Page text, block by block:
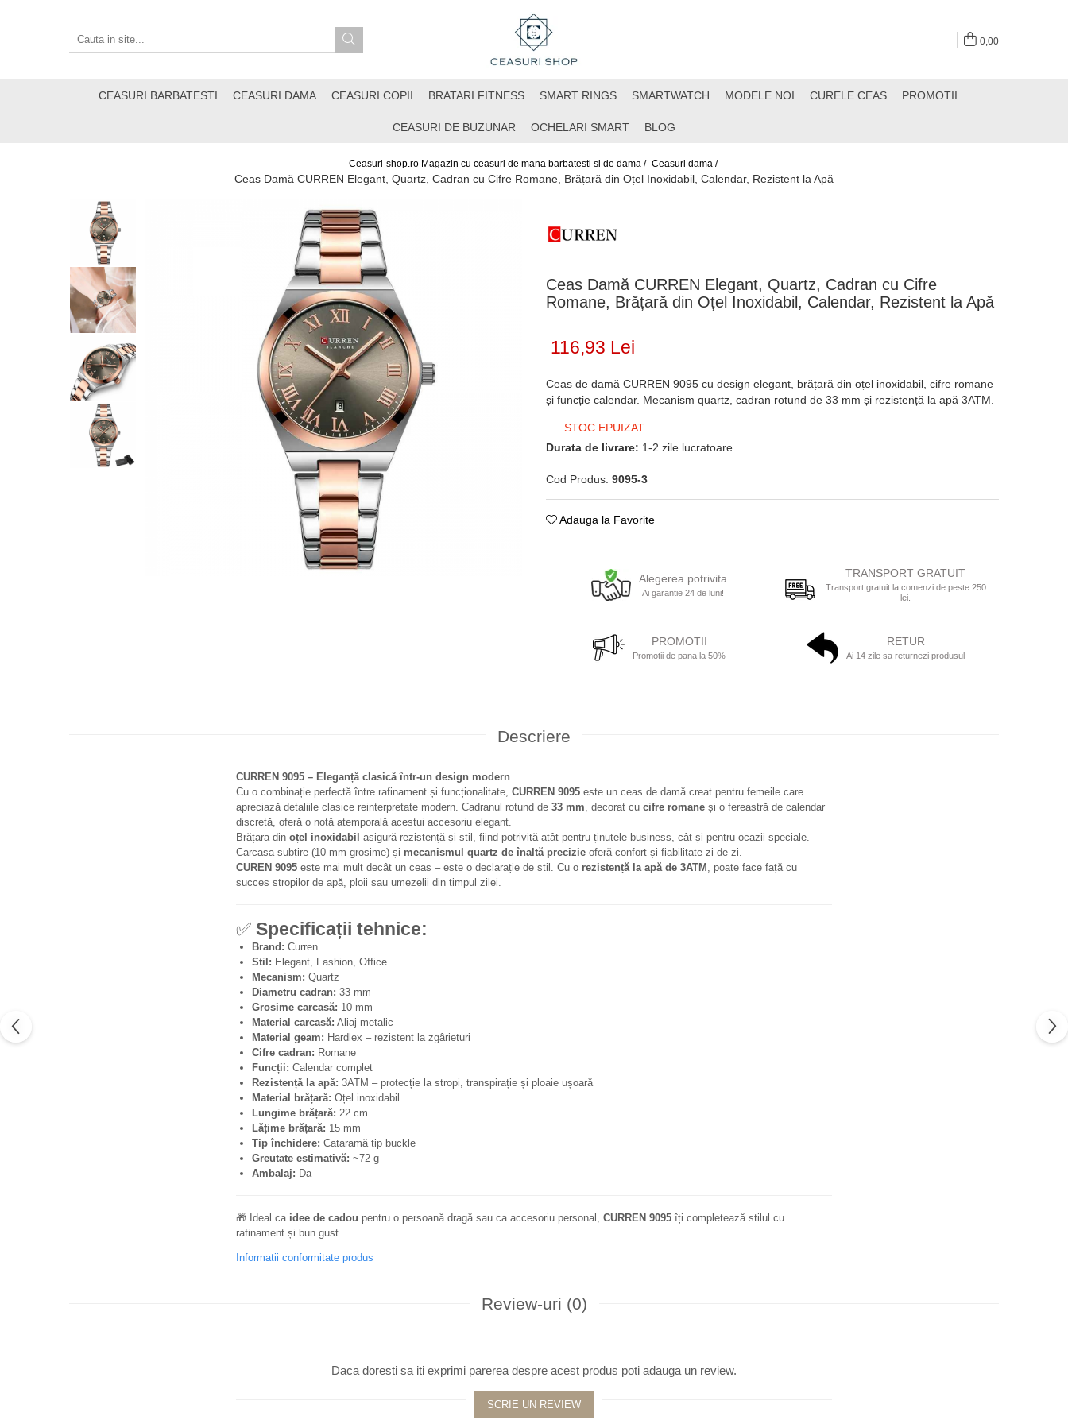
0,00
CEASURI BARBATESTI CEASURI DAMA CEASURI COPII BRATARI FITNESS SMART RINGS SMARTWATCH MODELE NOI CURELE CEAS PROMOTII
CEASURI DE BUZUNAR OCHELARI SMART BLOG
Ceasuri-shop.ro Magazin cu ceasuri de mana barbatesti si de dama / Ceasuri dama /
Ceas Damă CURREN Elegant, Quartz, Cadran cu Cifre Romane, Brățară din Oțel Inoxidabil, Calendar, Rezistent la Apă
Ceas Damă CURREN Elegant, Quartz, Cadran cu Cifre
Romane, Brățară din Oțel Inoxidabil, Calendar, Rezistent la Apă
116,93 Lei
Ceas de damă CURREN 9095 cu design elegant, brățară din oțel inoxidabil, cifre romane
și funcție calendar. Mecanism quartz, cadran rotund de 33 mm și rezistență la apă 3ATM.
STOC EPUIZAT
Durata de livrare: 1-2 zile lucratoare
Cod Produs: 9095-3
Adauga la Favorite
Alegerea potrivita
Ai garantie 24 de luni!
TRANSPORT GRATUIT
Transport gratuit la comenzi de peste 250
lei.
PROMOTII
Promotii de pana la 50%
RETUR
Ai 14 zile sa returnezi produsul
Descriere
CURREN 9095 – Eleganță clasică într-un design modern
Cu o combinație perfectă între rafinament și funcționalitate, CURREN 9095 este un ceas de damă creat pentru femeile care
apreciază detaliile clasice reinterpretate modern. Cadranul rotund de 33 mm, decorat cu cifre romane și o fereastră de calendar
discretă, oferă o notă atemporală acestui accesoriu elegant.
Brățara din oțel inoxidabil asigură rezistență și stil, fiind potrivită atât pentru ținutele business, cât și pentru ocazii speciale.
Carcasa subțire (10 mm grosime) și mecanismul quartz de înaltă precizie oferă confort și fiabilitate zi de zi.
CUREN 9095 este mai mult decât un ceas – este o declarație de stil. Cu o rezistență la apă de 3ATM , poate face față cu
succes stropilor de apă, ploii sau umezelii din timpul zilei.
✅ Specificații tehnice:
Brand: Curren
Stil: Elegant, Fashion, Office
Mecanism: Quartz
Diametru cadran: 33 mm
Grosime carcasă: 10 mm
Material carcasă: Aliaj metalic
Material geam: Hardlex – rezistent la zgârieturi
Cifre cadran: Romane
Funcții: Calendar complet
Rezistență la apă: 3ATM – protecție la stropi, transpirație și ploaie ușoară
Material brățară: Oțel inoxidabil
Lungime brățară: 22 cm
Lățime brățară: 15 mm
Tip închidere: Cataramă tip buckle
Greutate estimativă: ~72 g
Ambalaj: Da
🎁 Ideal ca idee de cadou pentru o persoană dragă sau ca accesoriu personal, CURREN 9095 îți completează stilul cu
rafinament și bun gust.
Informatii conformitate produs
Review-uri (0)
Daca doresti sa iti exprimi parerea despre acest produs poti adauga un review.
SCRIE UN REVIEW